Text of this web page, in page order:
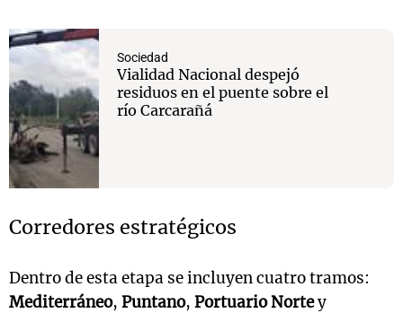
Sociedad
Vialidad Nacional despejó
residuos en el puente sobre el
río Carcarañá
Corredores estratégicos
Dentro de esta etapa se incluyen cuatro tramos:
Mediterráneo, Puntano, Portuario Nortey